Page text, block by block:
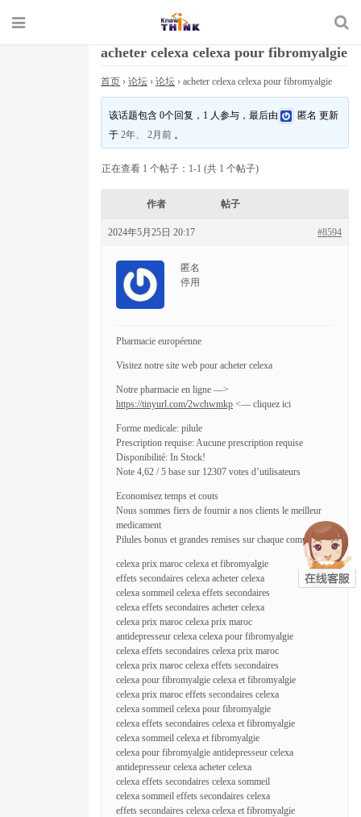
acheter celexa celexa pour fibromyalgie
首页 › 论坛 › 论坛 › acheter celexa celexa pour fibromyalgie
该话题包含 0个回复，1 人参与，最后由 匿名 更新
于2年、 2月前 。
正在查看 1 个帖子：1-1 (共 1 个帖子)
作者 帖子
2024年5月25日 20:17 #8594
匿名
停用
Pharmacie européenne
Visitez notre site web pour acheter celexa
Notre pharmacie en ligne —>
https://tinyurl.com/2wchwmkp <— cliquez ici
Forme medicale: pilule
Prescription requise: Aucune prescription requise
Disponibilité: In Stock!
Note 4,62 / 5 base sur 12307 votes d’utilisateurs
Economisez temps et couts
Nous sommes fiers de fournir a nos clients le meilleur
medicament
Pilules bonus et grandes remises sur chaque commande
celexa prix maroc celexa et fibromyalgie
effets secondaires celexa acheter celexa
celexa sommeil celexa effets secondaires
celexa effets secondaires acheter celexa
celexa prix maroc celexa prix maroc
antidepresseur celexa celexa pour fibromyalgie
celexa effets secondaires celexa prix maroc
celexa prix maroc celexa effets secondaires
celexa pour fibromyalgie celexa et fibromyalgie
celexa prix maroc effets secondaires celexa
celexa sommeil celexa pour fibromyalgie
celexa effets secondaires celexa et fibromyalgie
celexa sommeil celexa et fibromyalgie
celexa pour fibromyalgie antidepresseur celexa
antidepresseur celexa acheter celexa
celexa effets secondaires celexa sommeil
celexa sommeil effets secondaires celexa
effets secondaires celexa celexa et fibromyalgie